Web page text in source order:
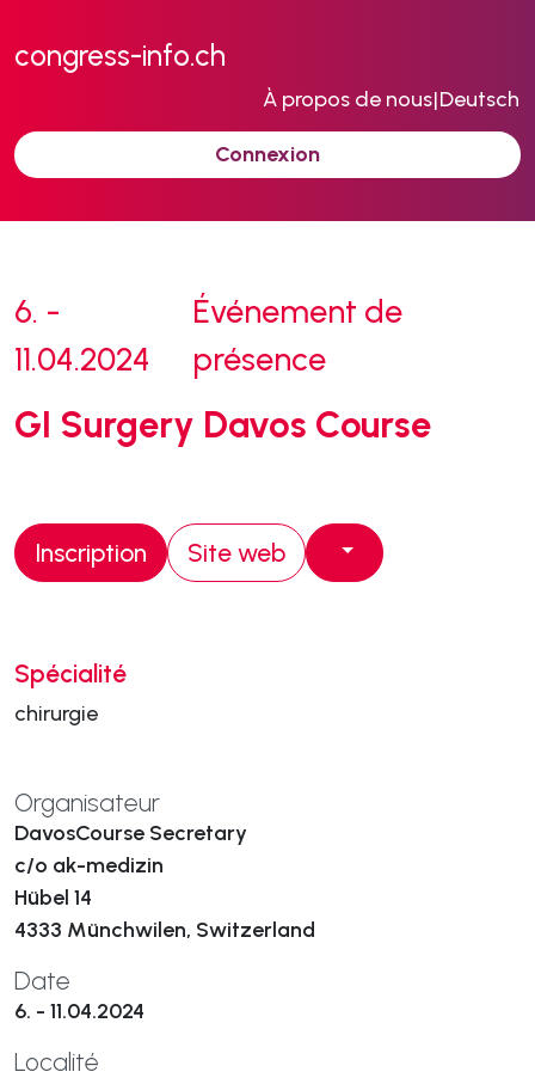
congress-info.ch
À propos de nous|Deutsch
Connexion
6. -
11.04.2024
Événement de
présence
GI Surgery Davos Course
Inscription Site web
Spécialité
chirurgie
Organisateur
DavosCourse Secretary
c/o ak-medizin
Hübel 14
4333 Münchwilen, Switzerland
Date
6. - 11.04.2024
Localité